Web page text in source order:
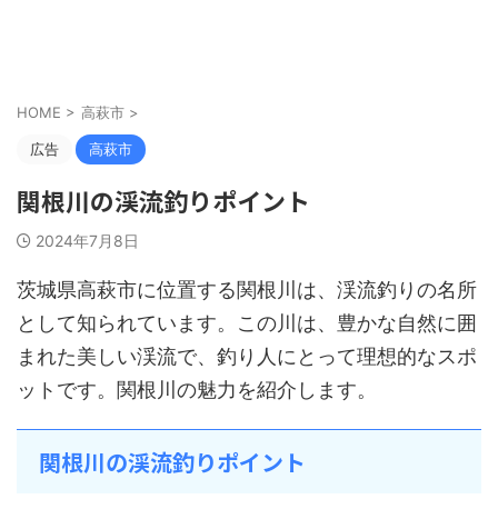
HOME > 高萩市 >
広告 高萩市
関根川の渓流釣りポイント
2024年7月8日
茨城県高萩市に位置する関根川は、渓流釣りの名所
として知られています。この川は、豊かな自然に囲
まれた美しい渓流で、釣り人にとって理想的なスポ
ットです。関根川の魅力を紹介します。
関根川の渓流釣りポイント